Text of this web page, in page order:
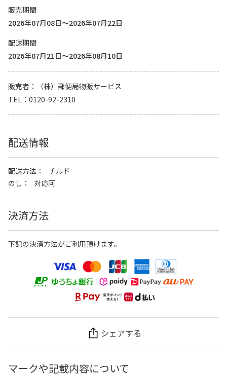
販売期間
2026年07月08日～2026年07月22日
配送期間
2026年07月21日～2026年08月10日
販売者
（株）郵便局物販サービス
TEL
0120-92-2310
配送情報
配送方法
チルド
のし
対応可
決済方法
下記の決済方法がご利用頂けます。
シェアする
マークや記載内容について